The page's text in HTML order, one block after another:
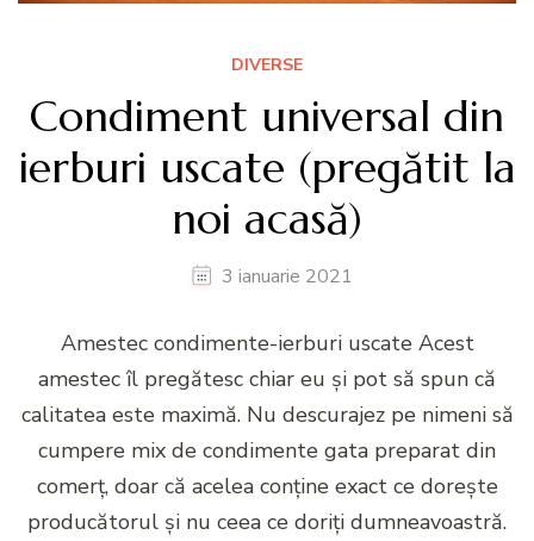
DIVERSE
Condiment universal din
ierburi uscate (pregătit la
noi acasă)
3 ianuarie 2021
Amestec condimente-ierburi uscate Acest
amestec îl pregătesc chiar eu şi pot să spun că
calitatea este maximă. Nu descurajez pe nimeni să
cumpere mix de condimente gata preparat din
comerţ, doar că acelea conţine exact ce doreşte
producătorul şi nu ceea ce doriţi dumneavoastră.